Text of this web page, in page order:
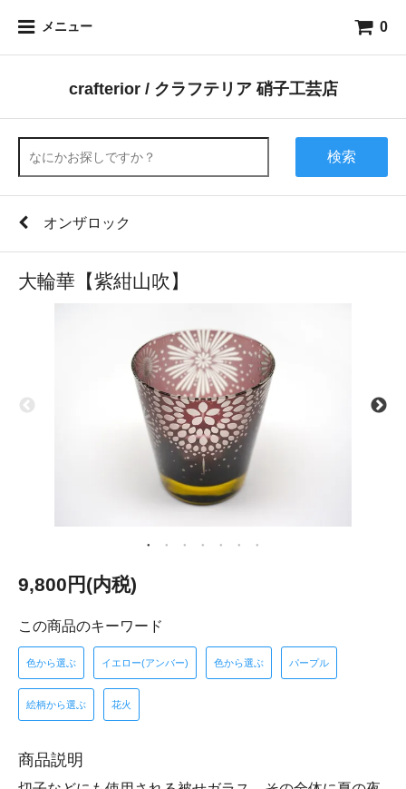
メニュー 0
crafterior / クラフテリア 硝子工芸店
検索
オンザロック
大輪華【紫紺山吹】
9,800円(内税)
この商品のキーワード
色から選ぶ イエロー(アンバー) 色から選ぶ パープル
絵柄から選ぶ 花火
商品説明